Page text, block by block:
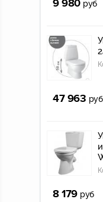
9 980 руб
47 963 руб
8 179 руб